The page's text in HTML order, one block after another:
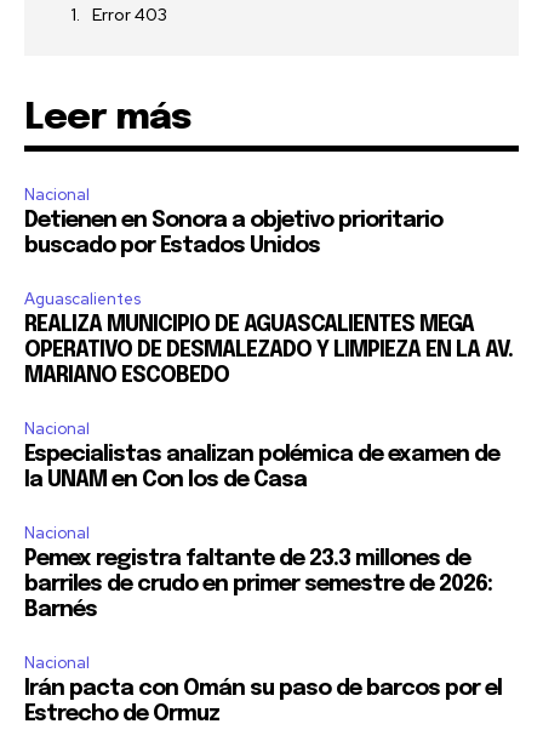
INBOX. Tu información está segura con nosotros.
Acepto laPolítica de Privacidad.
32,111
Seguidores Seguidores Seguidores
Error 403
Leer más
Nacional
Detienen en Sonora a objetivo prioritario
buscado por Estados Unidos
Aguascalientes
REALIZA MUNICIPIO DE AGUASCALIENTES MEGA
OPERATIVO DE DESMALEZADO Y LIMPIEZA EN LA AV.
MARIANO ESCOBEDO
Nacional
Especialistas analizan polémica de examen de
la UNAM en Con los de Casa
Nacional
Pemex registra faltante de 23.3 millones de
barriles de crudo en primer semestre de 2026:
Barnés
Nacional
Irán pacta con Omán su paso de barcos por el
Estrecho de Ormuz